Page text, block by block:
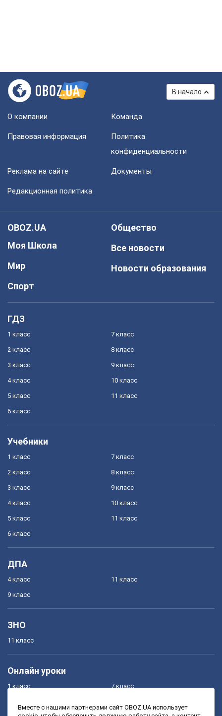
В начало
О компании Команда
Правовая информация
Политика
конфиденциальности
Реклама на сайте Документы
Редакционная политика
OBOZ.UA
Моя Школа
Мир
Спорт
Общество
Все новости
Новости образования
ГДЗ
1 класс
2 класс
3 класс
4 класс
5 класс
6 класс
7 класс
8 класс
9 класс
10 класс
11 класс
Учебники
1 класс
2 класс
3 класс
4 класс
5 класс
6 класс
7 класс
8 класс
9 класс
10 класс
11 класс
ДПА
4 класс
9 класс
11 класс
ЗНО
11 класс
Онлайн уроки
1 класс 7 класс
Вместе с нашими партнерами сайт OBOZ.UA использует